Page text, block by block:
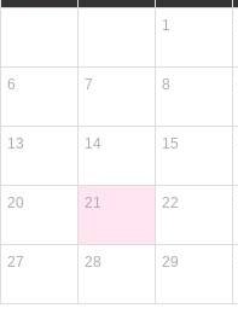
1
6 7 8
13 14 15
20 21 22
27 28 29